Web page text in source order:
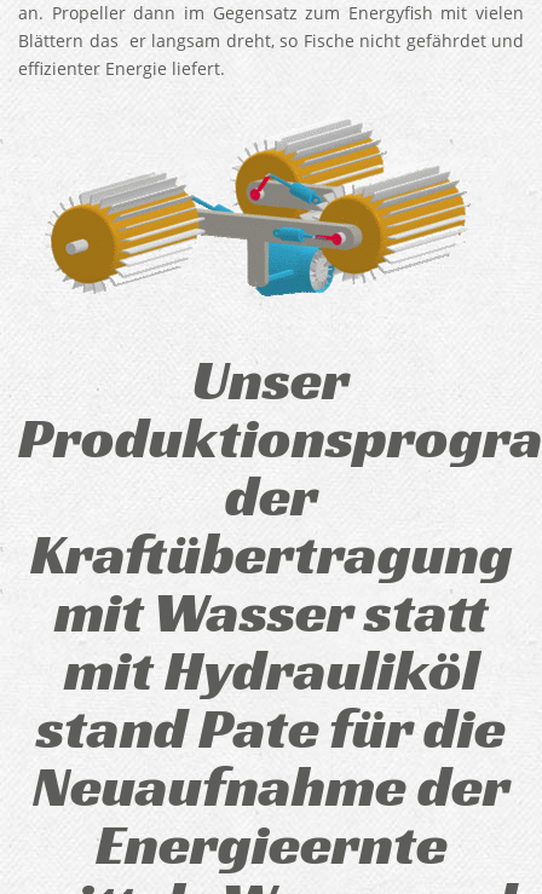
an. Propeller dann im Gegensatz zum Energyfish mit vielen
Blättern das er langsam dreht, so Fische nicht gefährdet und
effizienter Energie liefert.
Unser
der
Kraftübertragung
mit Wasser statt
mit Hydrauliköl
stand Pate für die
Neuaufnahme der
Energieernte